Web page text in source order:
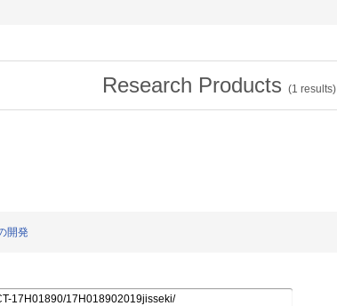
Research Products (1 results)
開発